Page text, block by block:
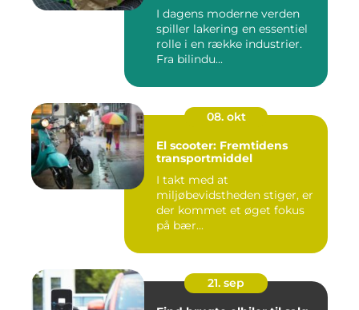
I dagens moderne verden
spiller lakering en essentiel
rolle i en række industrier.
Fra bilindu...
08. okt
El scooter: Fremtidens
transportmiddel
I takt med at
miljøbevidstheden stiger, er
der kommet et øget fokus
på bær...
21. sep